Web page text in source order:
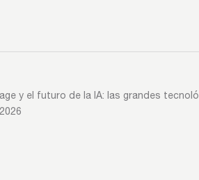
y el futuro de la IA: las grandes